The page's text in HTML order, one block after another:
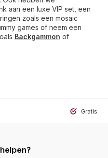
aan een luxe VIP set, een
zoals een mosaic
games of neem een
Backgammon of
Gratis